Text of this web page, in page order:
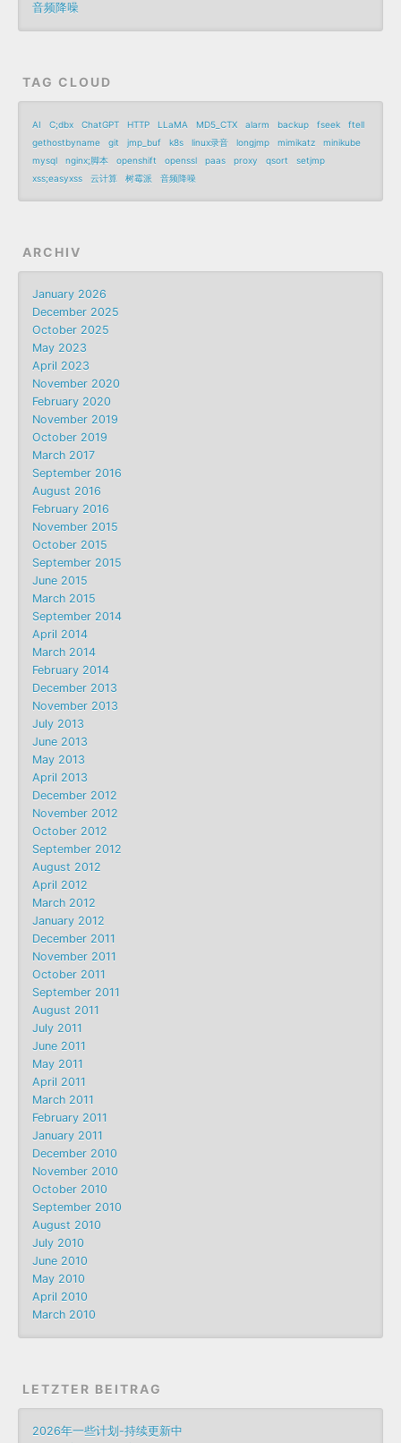
音频降噪
TAG CLOUD
AI C;dbx ChatGPT HTTP LLaMA MD5_CTX alarm backup fseek
ftell
gethostbyname
git jmp_buf k8s linux录音 longjmp mimikatz
minikube
mysql
nginx;脚本 openshift openssl paas proxy qsort
setjmp
xss;easyxss
云计算 树霉派 音频降噪
ARCHIV
January 2026
December 2025
October 2025
May 2023
April 2023
November 2020
February 2020
November 2019
October 2019
March 2017
September 2016
August 2016
February 2016
November 2015
October 2015
September 2015
June 2015
March 2015
September 2014
April 2014
March 2014
February 2014
December 2013
November 2013
July 2013
June 2013
May 2013
April 2013
December 2012
November 2012
October 2012
September 2012
August 2012
April 2012
March 2012
January 2012
December 2011
November 2011
October 2011
September 2011
August 2011
July 2011
June 2011
May 2011
April 2011
March 2011
February 2011
January 2011
December 2010
November 2010
October 2010
September 2010
August 2010
July 2010
June 2010
May 2010
April 2010
March 2010
LETZTER BEITRAG
2026年一些计划-持续更新中